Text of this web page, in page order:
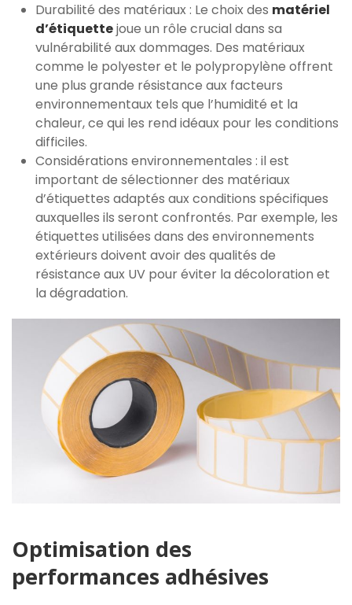
Durabilité des matériaux : Le choix des matériel
d’étiquettejoue un rôle crucial dans sa
vulnérabilité aux dommages. Des matériaux
comme le polyester et le polypropylène offrent
une plus grande résistance aux facteurs
environnementaux tels que l’humidité et la
chaleur, ce qui les rend idéaux pour les conditions
difficiles.
Considérations environnementales : il est
important de sélectionner des matériaux
d’étiquettes adaptés aux conditions spécifiques
auxquelles ils seront confrontés. Par exemple, les
étiquettes utilisées dans des environnements
extérieurs doivent avoir des qualités de
résistance aux UV pour éviter la décoloration et
la dégradation.
Optimisation des
performances adhésives